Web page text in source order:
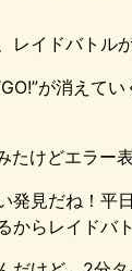
レイドバトル
が消えて
たけどエラー
発見だね！
からレイドバ